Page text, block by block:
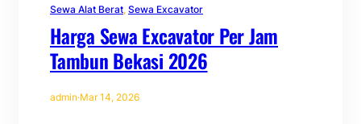
Sewa Alat Berat, Sewa Excavator
Harga Sewa Excavator Per Jam
Tambun Bekasi 2026
admin·Mar 14, 2026